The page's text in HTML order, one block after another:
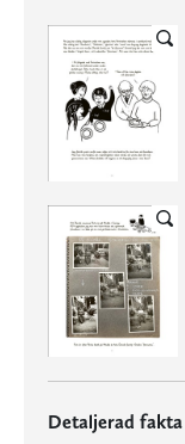
Detaljerad fakta